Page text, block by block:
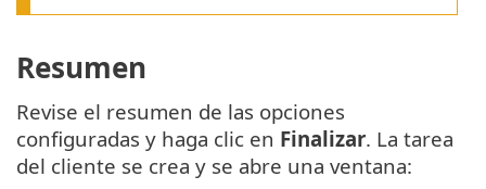
Resumen
Revise el resumen de las opciones
configuradas y haga clic en Finalizar. La tarea
del cliente se crea y se abre una ventana: